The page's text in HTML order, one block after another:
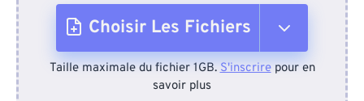
Choisir Les Fichiers
Depuis l'appareil
Taille maximale du fichier 1GB.S'inscrirepour en
savoir plus